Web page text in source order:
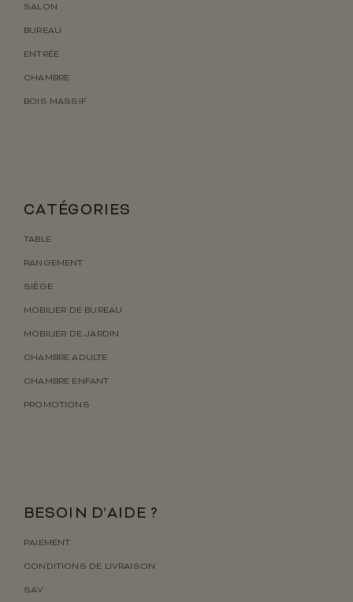
SALON
BUREAU
ENTRÉE
CHAMBRE
BOIS MASSIF
CATÉGORIES
TABLE
RANGEMENT
SIÈGE
MOBILIER DE BUREAU
MOBILIER DE JARDIN
CHAMBRE ADULTE
CHAMBRE ENFANT
PROMOTIONS
BESOIN D’AIDE ?
PAIEMENT
CONDITIONS DE LIVRAISON
SAV